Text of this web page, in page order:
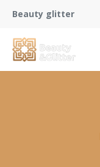
Beauty glitter